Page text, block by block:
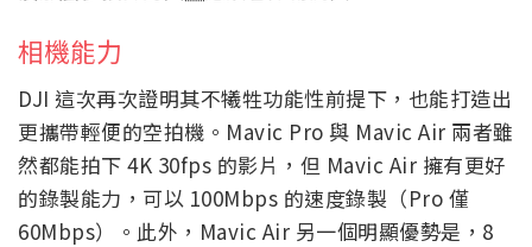
相機能力
DJI 這次再次證明其不犧牲功能性前提下，也能打造出
更攜帶輕便的空拍機。Mavic Pro 與 Mavic Air 兩者雖
然都能拍下 4K 30fps 的影片，但 Mavic Air 擁有更好
的錄製能力，可以 100Mbps 的速度錄製（Pro 僅
60Mbps）。此外，Mavic Air 另一個明顯優勢是，8